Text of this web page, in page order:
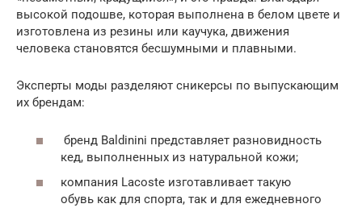
высокой подошве, которая выполнена в белом цвете и
изготовлена из резины или каучука, движения
человека становятся бесшумными и плавными.
Эксперты моды разделяют сникерсы по выпускающим
их брендам:
бренд Baldinini представляет разновидность
кед, выполненных из натуральной кожи;
компания Lacoste изготавливает такую
обувь как для спорта, так и для ежедневного